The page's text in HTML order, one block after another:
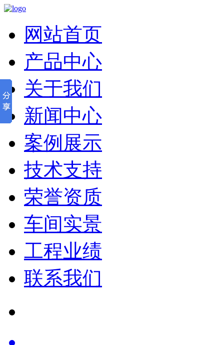
网站首页
产品中心
关于我们
新闻中心
案例展示
技术支持
荣誉资质
车间实景
工程业绩
联系我们